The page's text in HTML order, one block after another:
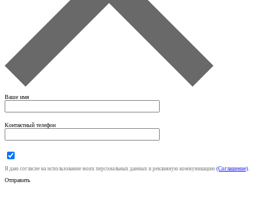
Ваше имя
Контактный телефон
Я даю согласие на использование моих персональных данных и рекламную коммуникацию (Соглашение)
Отправить